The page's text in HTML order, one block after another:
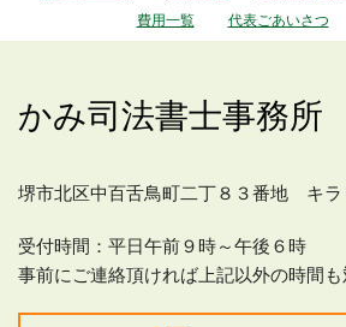
費用一覧
代表ごあいさつ
かみ司法書士事務所
堺市北区中百舌鳥町二丁８３番地 キラ
受付時間：平日午前９時～午後６時
事前にご連絡頂ければ上記以外の時間も